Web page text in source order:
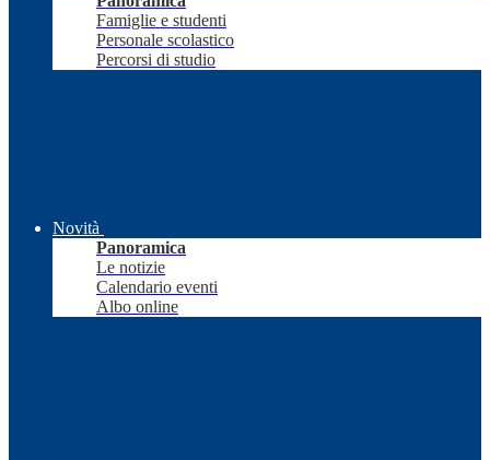
Famiglie e studenti
Personale scolastico
Percorsi di studio
Novità
Panoramica
Le notizie
Calendario eventi
Albo online